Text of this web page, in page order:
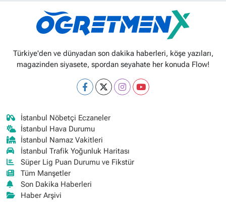
Türkiye'den ve dünyadan son dakika haberleri, köşe yazıları,
magazinden siyasete, spordan seyahate her konuda Flow!
İstanbul Nöbetçi Eczaneler
İstanbul Hava Durumu
İstanbul Namaz Vakitleri
İstanbul Trafik Yoğunluk Haritası
Süper Lig Puan Durumu ve Fikstür
Tüm Manşetler
Son Dakika Haberleri
Haber Arşivi